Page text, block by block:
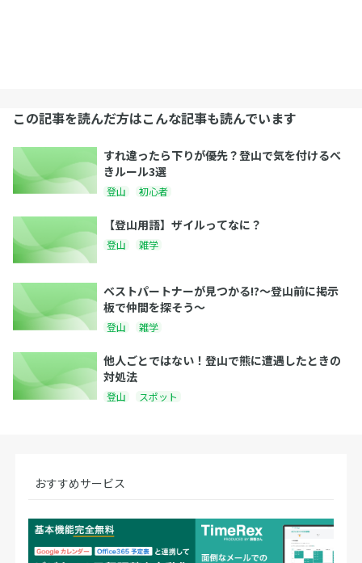
この記事を読んだ方はこんな記事も読んでいます
すれ違ったら下りが優先？登山で気を付けるべ
きルール3選
登山 初心者
【登山用語】ザイルってなに？
登山 雑学
ベストパートナーが見つかる!?～登山前に掲示
板で仲間を探そう～
登山 雑学
他人ごとではない！登山で熊に遭遇したときの
対処法
登山 スポット
おすすめサービス